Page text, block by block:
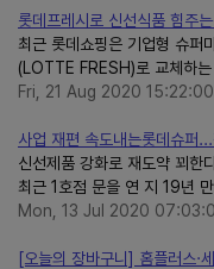
롯데프레시로 신선식품 힘주
최근 롯데쇼핑은 기업형 슈퍼
(LOTTE FRESH)로 교체하
Fri, 21 Aug 2020
사업 재편 속도내는롯데슈퍼
신선제품 강화로 재도약 꾀
최근 1호점 문을 연 지 19년
Mon, 13 Jul 2020
[오늘의 장바구니] 홈플러스·